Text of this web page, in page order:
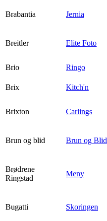
Brabantia Jernia
Breitler Elite Foto
Brio
Ringo
Brix
Kitch'n
Brixton Carlings
Brun og blid Brun og Blid
Brødrene
Ringstad
Meny
Bugatti Skoringen